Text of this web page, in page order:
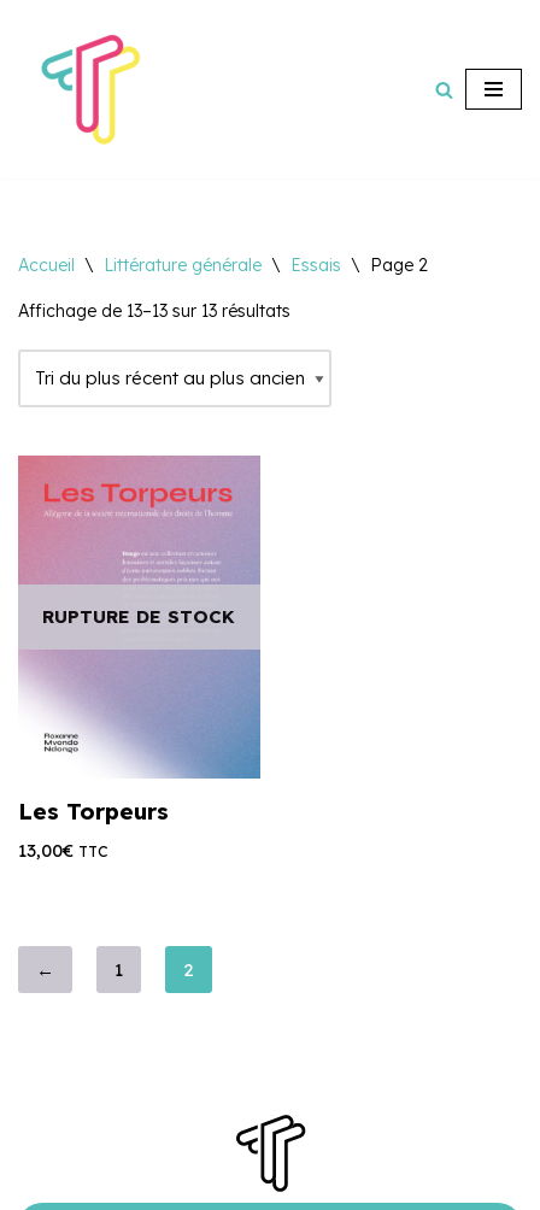
Aller
contenu
Accueil \ Littérature générale \ Essais \ Page 2
Affichage de 13–13 sur 13 résultats
RUPTURE DE STOCK
Les Torpeurs
13,00€ TTC
← 1 2